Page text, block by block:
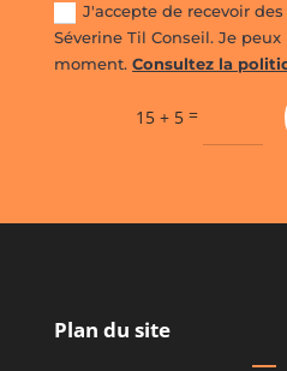
J'accepte de recevoir
Séverine Til Conseil. Je
moment.Consultez la
15 + 5 =
Plan du site